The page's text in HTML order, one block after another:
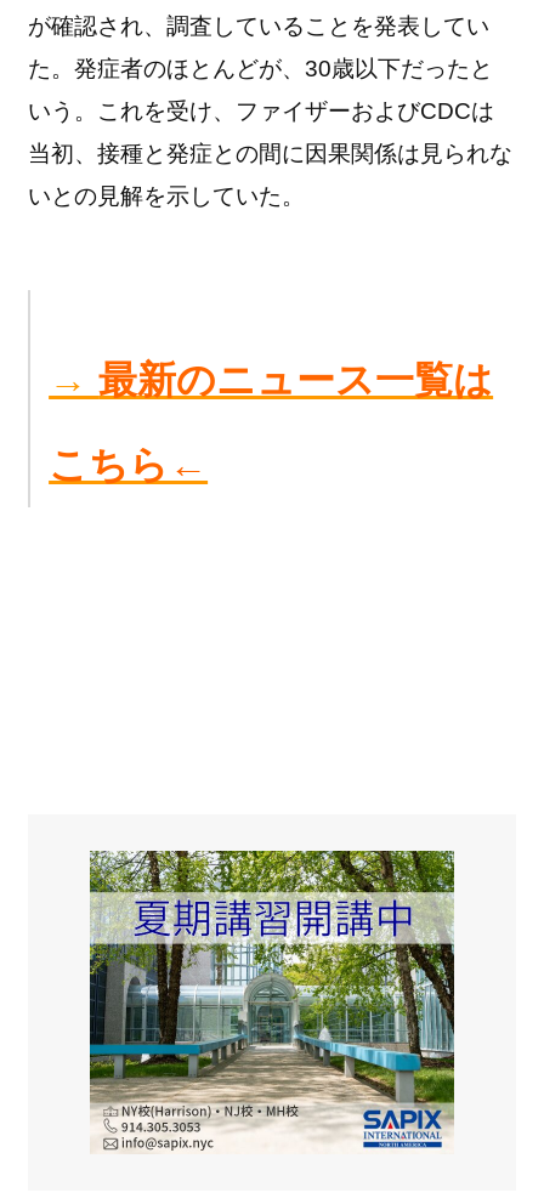
が確認され、調査していることを発表してい
た。発症者のほとんどが、30歳以下だったと
いう。これを受け、ファイザーおよびCDCは
当初、接種と発症との間に因果関係は見られな
いとの見解を示していた。
→最新のニュース一覧は
こちら←